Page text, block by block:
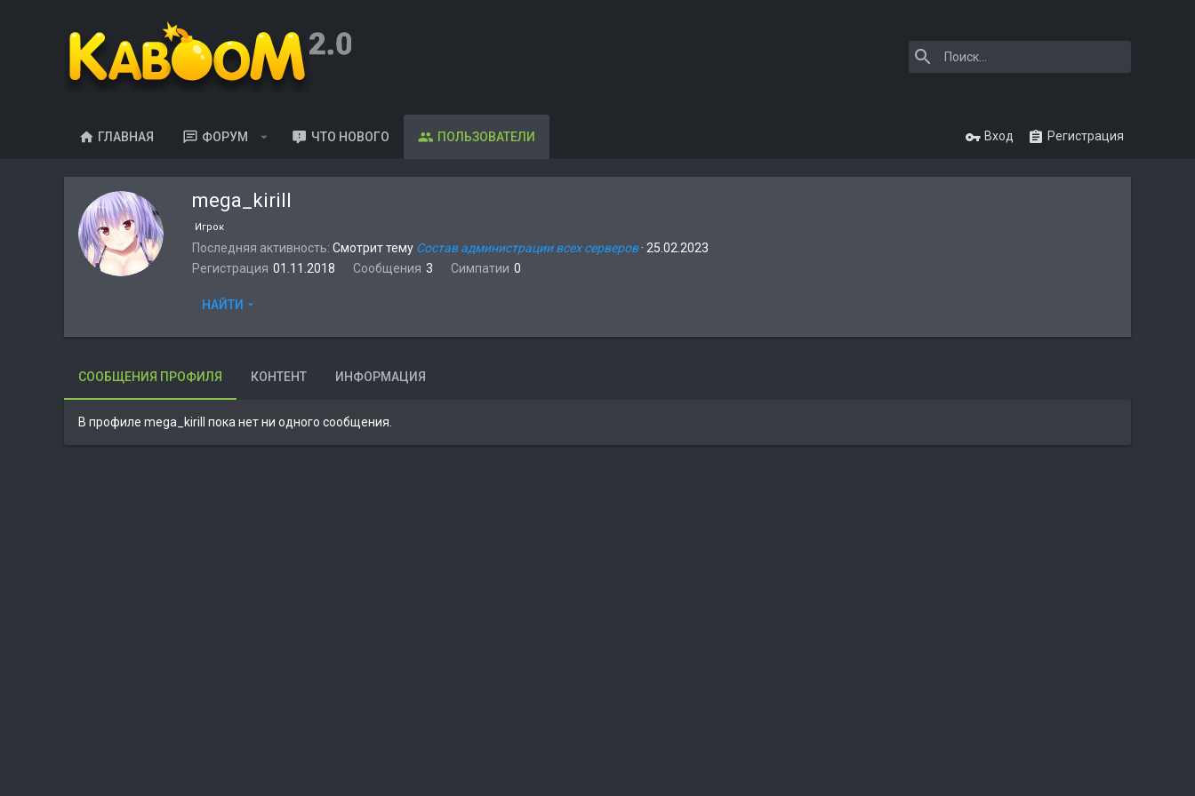
ГЛАВНАЯ ФОРУМ ЧТО НОВОГО ПОЛЬЗОВАТЕЛИ Вход Регистрация
mega_kirill
Игрок
Последняя активность Смотрит тему Состав администрации всех серверов · 25.02.2023
Регистрация 01.11.2018 Сообщения 3 Симпатии 0
НАЙТИ
СООБЩЕНИЯ ПРОФИЛЯ КОНТЕНТ ИНФОРМАЦИЯ
В профиле mega_kirill пока нет ни одного сообщения.